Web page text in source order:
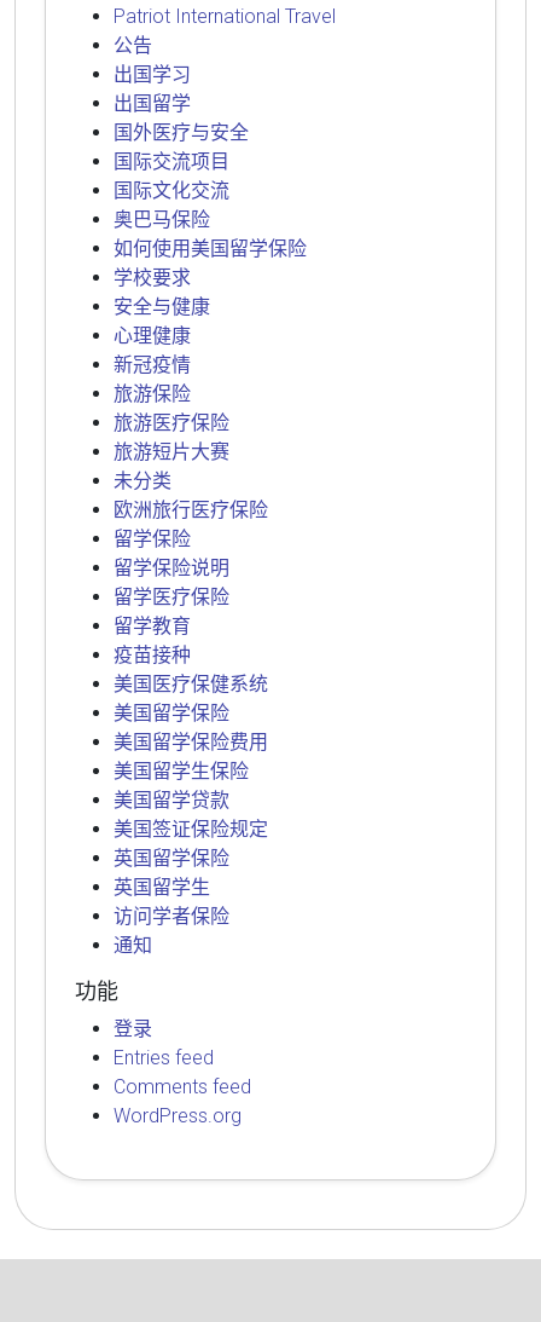
Patriot International Travel
公告
出国学习
出国留学
国外医疗与安全
国际交流项目
国际文化交流
奥巴马保险
如何使用美国留学保险
学校要求
安全与健康
心理健康
新冠疫情
旅游保险
旅游医疗保险
旅游短片大赛
未分类
欧洲旅行医疗保险
留学保险
留学保险说明
留学医疗保险
留学教育
疫苗接种
美国医疗保健系统
美国留学保险
美国留学保险费用
美国留学生保险
美国留学贷款
美国签证保险规定
英国留学保险
英国留学生
访问学者保险
通知
功能
登录
Entries feed
Comments feed
WordPress.org